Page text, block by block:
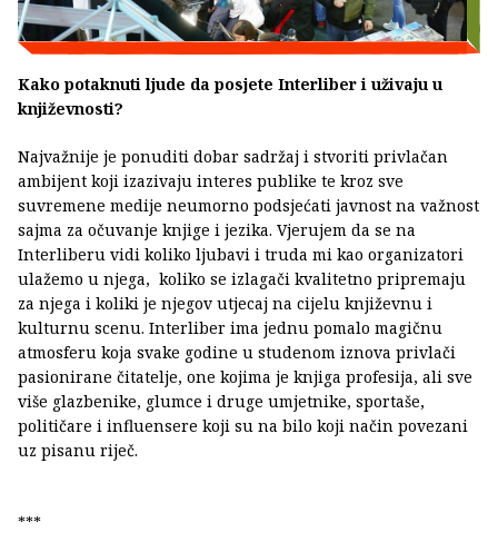
Kako potaknuti ljude da posjete Interliber i uživaju u
književnosti?
Najvažnije je ponuditi dobar sadržaj i stvoriti privlačan
ambijent koji izazivaju interes publike te kroz sve
suvremene medije neumorno podsjećati javnost na važnost
sajma za očuvanje knjige i jezika. Vjerujem da se na
Interliberu vidi koliko ljubavi i truda mi kao organizatori
ulažemo u njega, koliko se izlagači kvalitetno pripremaju
za njega i koliki je njegov utjecaj na cijelu književnu i
kulturnu scenu. Interliber ima jednu pomalo magičnu
atmosferu koja svake godine u studenom iznova privlači
pasionirane čitatelje, one kojima je knjiga profesija, ali sve
više glazbenike, glumce i druge umjetnike, sportaše,
političare i influensere koji su na bilo koji način povezani
uz pisanu riječ.
***